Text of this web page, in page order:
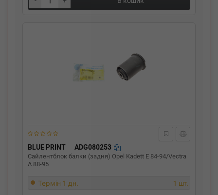
BLUE PRINT ADG080253
Сайлентблок балки (задня) Opel Kadett E 84-94/Vectra
A 88-95
Термін 1 дн. 1 шт.